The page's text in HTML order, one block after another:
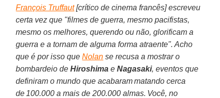
François Truffaut[crítico de cinema francês] escreveu
certa vez que "filmes de guerra, mesmo pacifistas,
mesmo os melhores, querendo ou não, glorificam a
guerra e a tornam de alguma forma atraente". Acho
que é por isso queNolan se recusa a mostrar o
bombardeio deHiroshima eNagasaki, eventos que
definiram o mundo que acabaram matando cerca
de 100.000 a mais de 200.000 almas. Você, no